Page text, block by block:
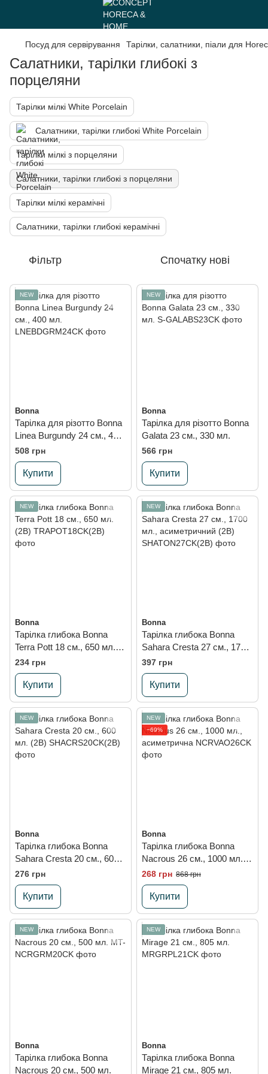
Посуд для сервірування Тарілки, салатники, піали для
Салатники, тарілки глибокі з
порцеляни
Тарілки мілкі White Porcelain
Салатники, тарілки глибокі White Porcelain
Тарілки мілкі з порцеляни
Салатники, тарілки глибокі з порцеляни
Тарілки мілкі керамічні
Салатники, тарілки глибокі керамічні
Фільтр Спочатку нові
NEW
Bonna
Тарілка для різотто Bonna
Linea Burgundy 24 см., 400
мл.
508 грн
Купити
NEW
Bonna
Тарілка для різотто Bonna
Galata 23 см., 330 мл.
566 грн
Купити
NEW
Bonna
Тарілка глибока Bonna
Terra Pott 18 см., 650 мл.
(2B)
234 грн
Купити
NEW
Bonna
Тарілка глибока Bonna
Sahara Cresta 27 см., 1700
мл., асиметричний (2B)
397 грн
Купити
NEW
Bonna
Тарілка глибока Bonna
Sahara Cresta 20 см., 600
мл. (2B)
276 грн
Купити
NEW
−69%
Bonna
Тарілка глибока Bonna
Nacrous 26 см., 1000 мл.,
асиметрична
268 грн 868 грн
Купити
NEW
Bonna
Тарілка глибока Bonna
Nacrous 20 см., 500 мл.
NEW
Bonna
Тарілка глибока Bonna
Mirage 21 см., 805 мл.